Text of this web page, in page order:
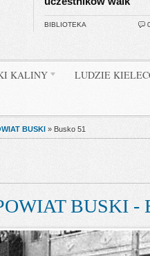
BIBLIOTEKA
KALINY LUDZIE
BUSKI » Busko 51
BUSKI -